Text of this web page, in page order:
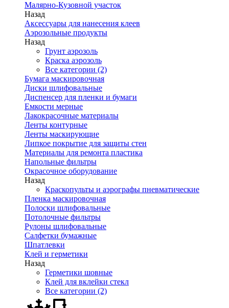
Малярно-Кузовной участок
Назад
Аксессуары для нанесения клеев
Аэрозольные продукты
Назад
Грунт аэрозоль
Краска аэрозоль
Все категории (2)
Бумага маскировочная
Диски шлифовальные
Диспенсер для пленки и бумаги
Емкости мерные
Лакокрасочные материалы
Ленты контурные
Ленты маскирующие
Липкое покрытие для защиты стен
Материалы для ремонта пластика
Напольные фильтры
Окрасочное оборудование
Назад
Краскопульты и аэрографы пневматические
Пленка маскировочная
Полоски шлифовальные
Потолочные фильтры
Рулоны шлифовальные
Салфетки бумажные
Шпатлевки
Клей и герметики
Назад
Герметики шовные
Клей для вклейки стекл
Все категории (2)